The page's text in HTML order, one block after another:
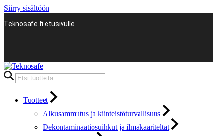
Siirry sisältöön
Teknosafe.fi etusivulle
Products
search
Tuotteet
Alkusammutus ja kiinteistöturvallisuus
Dekontaminaatiosuihkut ja ilmakaariteltat